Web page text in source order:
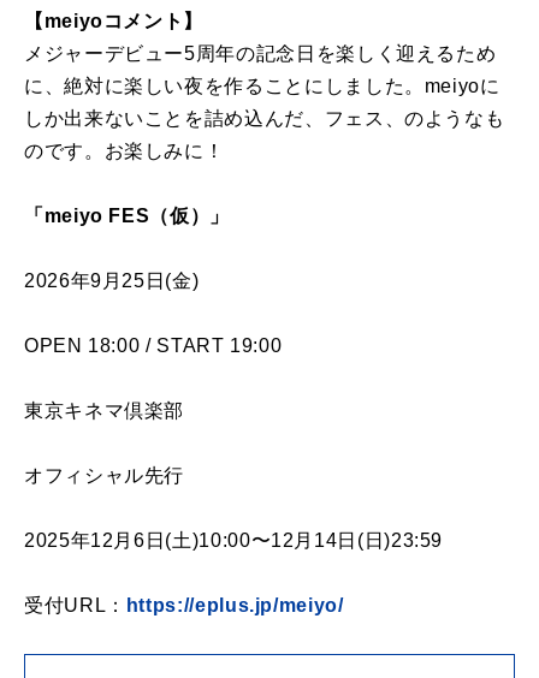
【meiyoコメント】
メジャーデビュー5周年の記念日を楽しく迎えるため
に、絶対に楽しい夜を作ることにしました。meiyoに
しか出来ないことを詰め込んだ、フェス、のようなも
のです。お楽しみに！
「meiyo FES（仮）」
2026年9月25日(金)
OPEN 18:00 / START 19:00
東京キネマ倶楽部
オフィシャル先行
2025年12月6日(土)10:00〜12月14日(日)23:59
受付URL： https://eplus.jp/meiyo/